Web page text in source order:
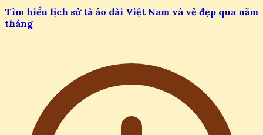
Tìm hiểu lịch sử tà áo dài Việt Nam và vẻ đẹp qua năm
tháng